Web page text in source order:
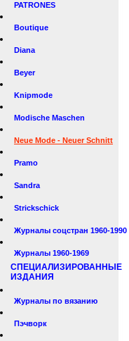
PATRONES
Boutique
Diana
Beyer
Knipmode
Modische Maschen
Neue Mode - Neuer Schnitt
Pramo
Sandra
Strickschick
Журналы соцстран 1960-1990
Журналы 1960-1969
СПЕЦИАЛИЗИРОВАННЫЕ
ИЗДАНИЯ
Журналы по вязанию
Пэчворк